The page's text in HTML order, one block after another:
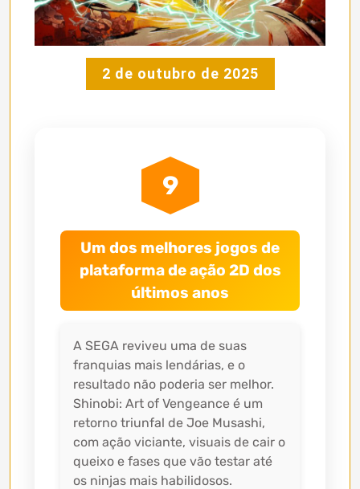
2 de outubro de 2025
9
Um dos melhores jogos de
plataforma de ação 2D dos
últimos anos
A SEGA reviveu uma de suas
franquias mais lendárias, e o
resultado não poderia ser melhor.
Shinobi: Art of Vengeance é um
retorno triunfal de Joe Musashi,
com ação viciante, visuais de cair o
queixo e fases que vão testar até
os ninjas mais habilidosos.